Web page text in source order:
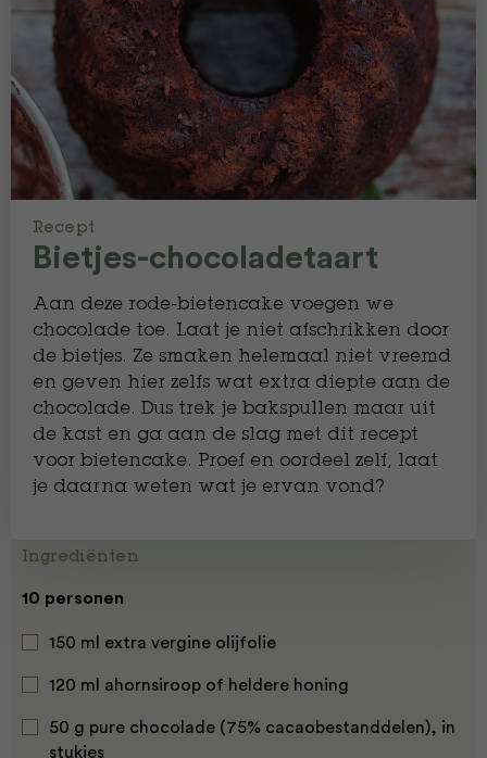
Recept
Bietjes-chocoladetaart
Aan deze rode-bietencake voegen we
chocolade toe. Laat je niet afschrikken door
de bietjes. Ze smaken helemaal niet vreemd
en geven hier zelfs wat extra diepte aan de
chocolade. Dus trek je bakspullen maar uit
de kast en ga aan de slag met dit recept
voor bietencake. Proef en oordeel zelf, laat
je daarna weten wat je ervan vond?
Ingrediënten
10 personen
150 ml extra vergine olijfolie
120 ml ahornsiroop of heldere honing
50 g pure chocolade (75% cacaobestanddelen), in
stukjes